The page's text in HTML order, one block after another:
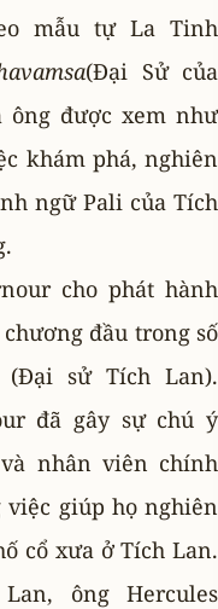
mẫu tự La Tinh
(Ðại Sử của
ông được xem như
khám phá, nghiên
ngữ Pali của Tích
cho phát hành
đầu trong số
(Ðại sử Tích Lan).
đã gây sự chú ý
nhân viên chính
việc giúp họ nghiên
cổ xưa ở Tích Lan.
ông Hercules